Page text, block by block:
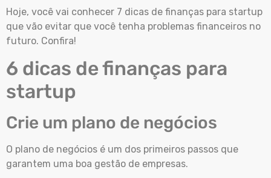
Hoje, você vai conhecer 7 dicas de finanças para startup
que vão evitar que você tenha problemas financeiros no
futuro. Confira!
6 dicas de finanças para
startup
Crie um plano de negócios
O plano de negócios é um dos primeiros passos que
garantem uma boa gestão de empresas.